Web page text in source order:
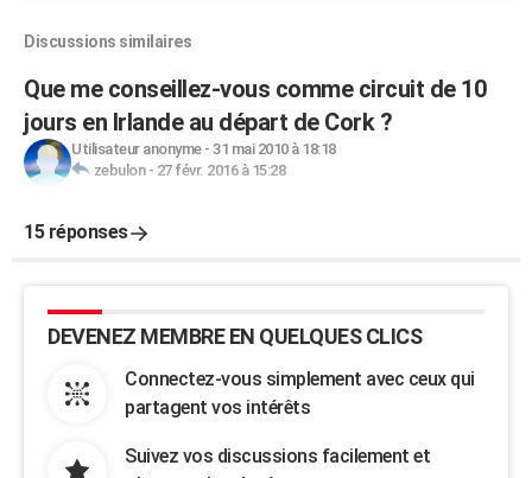
Discussions similaires
Que me conseillez-vous comme circuit de 10
jours en Irlande au départ de Cork ?
Utilisateur anonyme- 31 mai 2010 à 18:18
zebulon- 27 févr. 2016 à 15:28
15 réponses
DEVENEZ MEMBRE EN QUELQUES CLICS
Connectez-vous simplement avec ceux qui
partagent vos intérêts
Suivez vos discussions facilement et